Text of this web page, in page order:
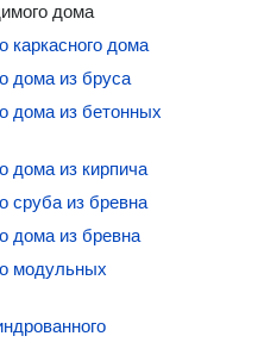
дома
каркасного дома
дома из бруса
дома из бетонных
дома из кирпича
сруба из бревна
дома из бревна
модульных